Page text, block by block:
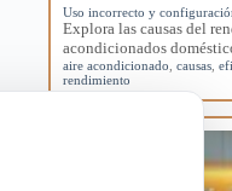
Uso incorrecto y
Explora las causas del
acondicionados
aire acondicionado ,causas ,
rendimiento